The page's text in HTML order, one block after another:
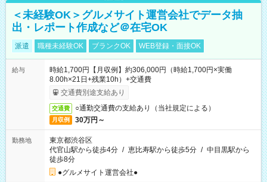
＜未経験OK＞グルメサイト運営会社でデータ抽
出・レポート作成など＠在宅OK
派遣 職種未経験OK ブランクOK WEB登録・面接OK
給与
時給1,700円【月収例】約306,000円（時給1,700円×実働
8.00h×21日+残業10h）+交通費
交通費別途支給あり
交通費 ○通勤交通費の支給あり（当社規定による）
月収例 30万円～
勤務地
東京都渋谷区
代官山駅から徒歩4分 / 恵比寿駅から徒歩5分 / 中目黒駅から
徒歩8分
●グルメサイト運営会社●